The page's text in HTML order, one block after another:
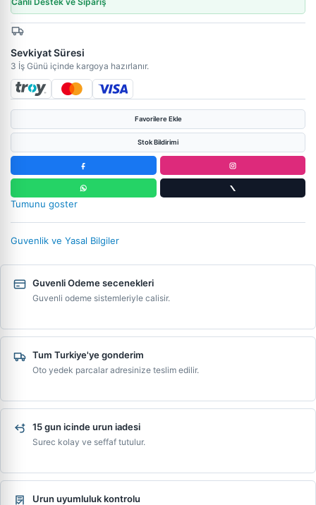
Sevkiyat Süresi
3 İş Günü içinde kargoya hazırlanır.
Favorilere Ekle
Stok Bildirimi
Tumunu goster
Guvenlik ve Yasal Bilgiler
Guvenli Odeme secenekleri
Guvenli odeme sistemleriyle calisir.
Tum Turkiye'ye gonderim
Oto yedek parcalar adresinize teslim edilir.
15 gun icinde urun iadesi
Surec kolay ve seffaf tutulur.
Urun uyumluluk kontrolu